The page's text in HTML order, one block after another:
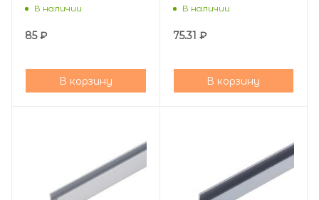
В наличии
85₽
В корзину
В наличии
75.31 ₽
В корзину